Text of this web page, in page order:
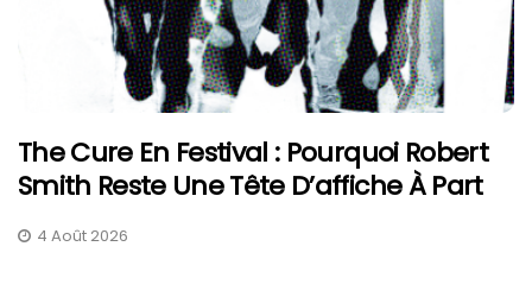
The Cure En Festival : Pourquoi Robert
Smith Reste Une Tête D’affiche À Part
4 Août 2026